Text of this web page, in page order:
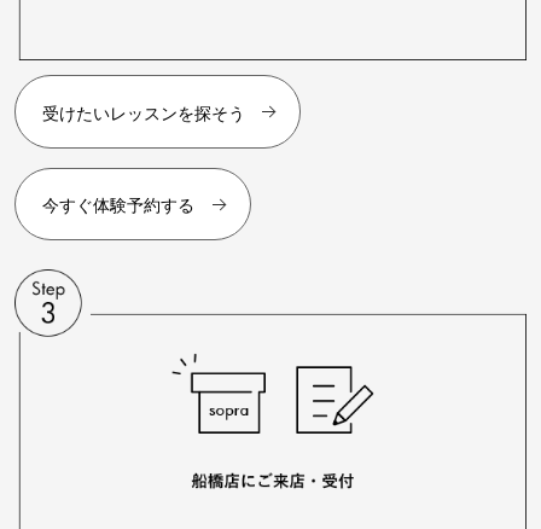
受けたいレッスンを探そう
今すぐ体験予約する